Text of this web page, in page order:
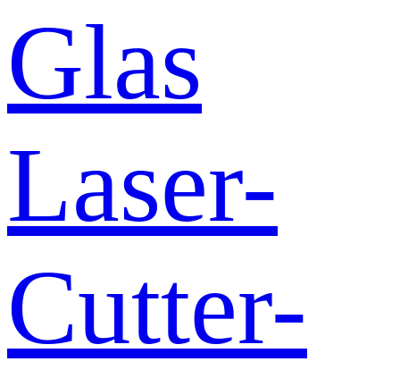
Glas
Laser-
Cutter-